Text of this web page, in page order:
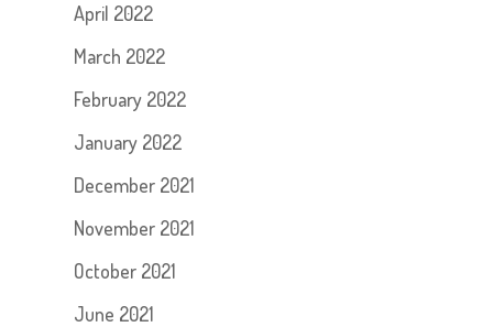
April 2022
March 2022
February 2022
January 2022
December 2021
November 2021
October 2021
June 2021